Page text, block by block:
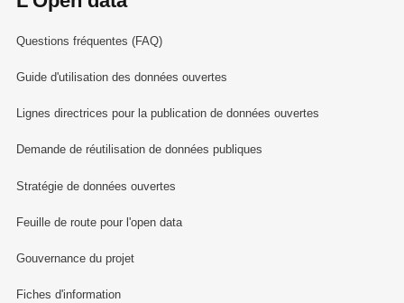
Questions fréquentes (FAQ)
Guide d'utilisation des données ouvertes
Lignes directrices pour la publication de données ouvertes
Demande de réutilisation de données publiques
Stratégie de données ouvertes
Feuille de route pour l'open data
Gouvernance du projet
Fiches d'information